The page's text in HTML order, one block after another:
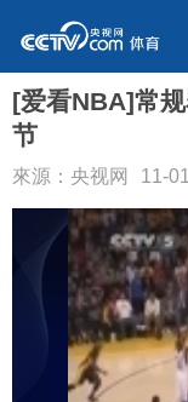
[爱看NBA]常
节
來源：央视网 11-